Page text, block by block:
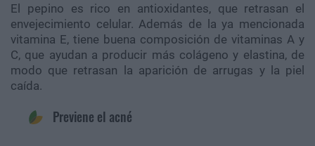
El pepino es rico en antioxidantes, que retrasan el
envejecimiento celular. Además de la ya mencionada
vitamina E, tiene buena composición de vitaminas A y
C, que ayudan a producir más colágeno y elastina, de
modo que retrasan la aparición de arrugas y la piel
caída.
Previene el acné